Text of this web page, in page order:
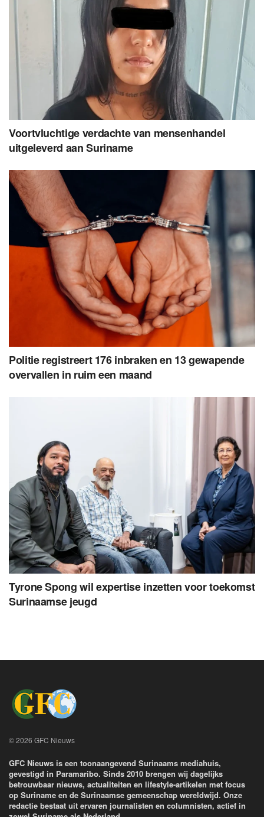
Voortvluchtige verdachte van mensenhandel
uitgeleverd aan Suriname
Politie registreert 176 inbraken en 13 gewapende
overvallen in ruim een maand
Tyrone Spong wil expertise inzetten voor toekomst
Surinaamse jeugd
© 2026 GFC Nieuws
GFC Nieuws is een toonaangevend Surinaams mediahuis,
gevestigd in Paramaribo. Sinds 2010 brengen wij dagelijks
betrouwbaar nieuws, actualiteiten en lifestyle-artikelen met focus
op Suriname en de Surinaamse gemeenschap wereldwijd. Onze
redactie bestaat uit ervaren journalisten en columnisten, actief in